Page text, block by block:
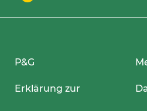
P&G
Erklärung zur